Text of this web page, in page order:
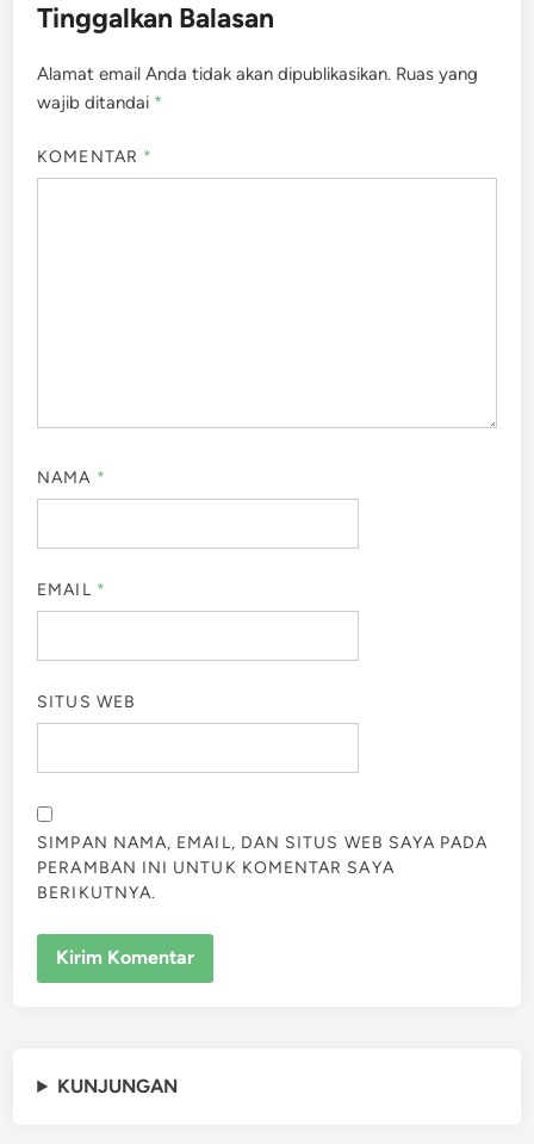
Tinggalkan Balasan
Alamat email Anda tidak akan dipublikasikan. Ruas yang
wajib ditandai *
KOMENTAR *
NAMA *
EMAIL *
SITUS WEB
SIMPAN NAMA, EMAIL, DAN SITUS WEB SAYA PADA
PERAMBAN INI UNTUK KOMENTAR SAYA
BERIKUTNYA.
KUNJUNGAN